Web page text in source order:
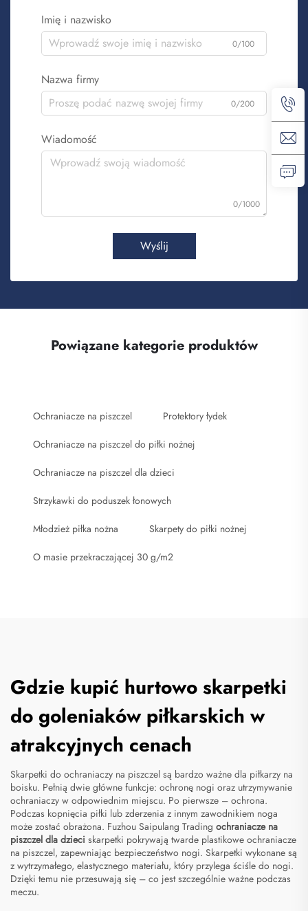
Imię i nazwisko
0/100
Nazwa firmy
0/200
Wiadomość
0/1000
Wyślij
Powiązane kategorie produktów
Ochraniacze na piszczel Protektory łydek
Ochraniacze na piszczel do piłki nożnej
Ochraniacze na piszczel dla dzieci
Strzykawki do poduszek łonowych
Młodzież piłka nożna Skarpety do piłki nożnej
O masie przekraczającej 30 g/m2
Gdzie kupić hurtowo skarpetki
do goleniaków piłkarskich w
atrakcyjnych cenach
Skarpetki do ochraniaczy na piszczel są bardzo ważne dla piłkarzy na
boisku. Pełnią dwie główne funkcje: ochronę nogi oraz utrzymywanie
ochraniaczy w odpowiednim miejscu. Po pierwsze – ochrona.
Podczas kopnięcia piłki lub zderzenia z innym zawodnikiem noga
może zostać obrażona. Fuzhou Saipulang Trading ochraniacze na
piszczel dla dzieci skarpetki pokrywają twarde plastikowe ochraniacze
na piszczel, zapewniając bezpieczeństwo nogi. Skarpetki wykonane są
z wytrzymałego, elastycznego materiału, który przylega ściśle do nogi.
Dzięki temu nie przesuwają się – co jest szczególnie ważne podczas
meczu.